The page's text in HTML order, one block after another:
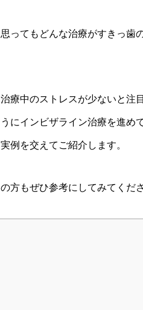
ってもどんな治療がすきっ歯
療中のストレスが少ないと注
にインビザライン治療を進め
例を交えてご紹介します。
方もぜひ参考にしてみてくださ